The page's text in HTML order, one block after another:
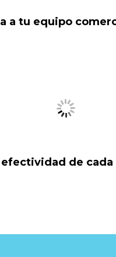
a tu equipo
de cada